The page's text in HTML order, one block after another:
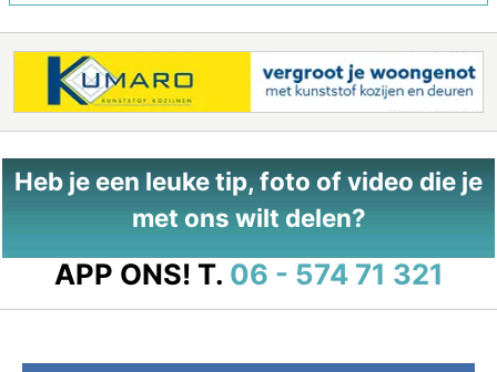
Heb je een leuke tip, foto of video die je
met ons wilt delen?
APP ONS! T. 06 - 574 71 321